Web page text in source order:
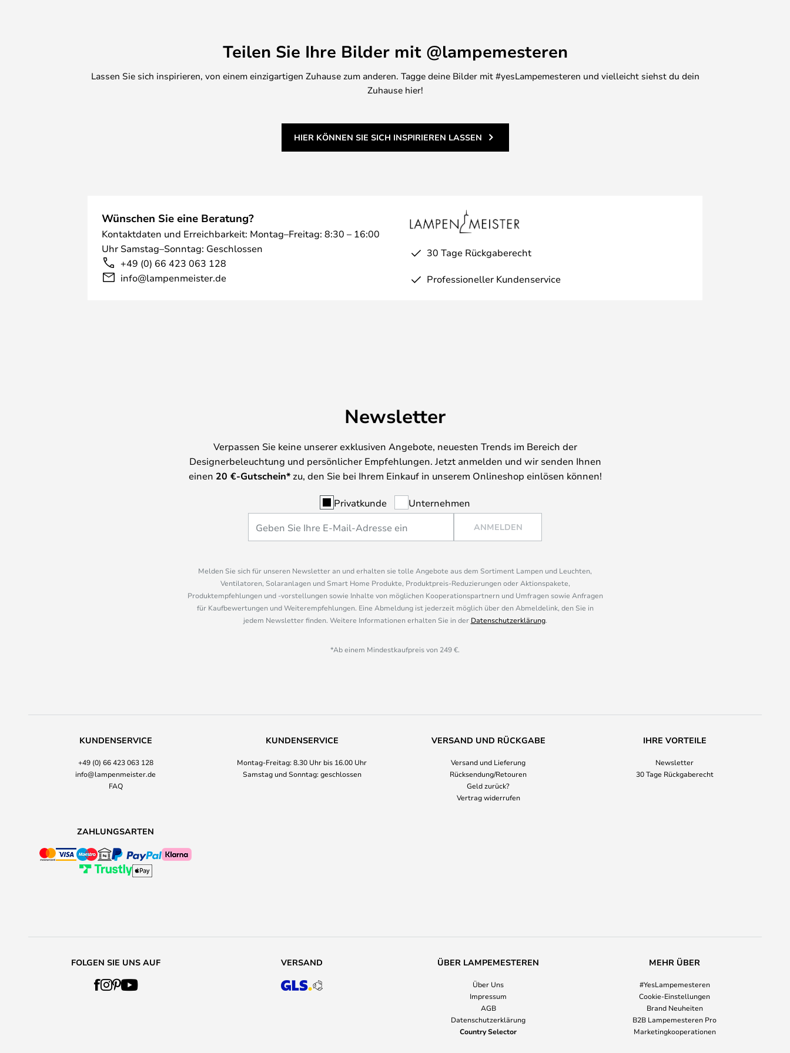
Teilen Sie Ihre Bilder mit @lampemesteren
Lassen Sie sich inspirieren, von einem einzigartigen Zuhause zum anderen. Tagge deine Bilder mit #yesLampemesteren und vielleicht siehst du dein
Zuhause hier!
HIER KÖNNEN SIE SICH INSPIRIEREN LASSEN
Wünschen Sie eine Beratung?
Kontaktdaten und Erreichbarkeit: Montag–Freitag: 8:30 – 16:00
Uhr Samstag–Sonntag: Geschlossen
+49 (0) 66 423 063 128
info@lampenmeister.de
30 Tage Rückgaberecht
Professioneller Kundenservice
Newsletter
Verpassen Sie keine unserer exklusiven Angebote, neuesten Trends im Bereich der
Designerbeleuchtung und persönlicher Empfehlungen. Jetzt anmelden und wir senden Ihnen
einen 20 €-Gutschein*zu, den Sie bei Ihrem Einkauf in unserem Onlineshop einlösen können!
Privatkunde Unternehmen
ANMELDEN
Melden Sie sich für unseren Newsletter an und erhalten sie tolle Angebote aus dem Sortiment Lampen und Leuchten,
Ventilatoren, Solaranlagen und Smart Home Produkte, Produktpreis-Reduzierungen oder Aktionspakete,
Produktempfehlungen und -vorstellungen sowie Inhalte von möglichen Kooperationspartnern und Umfragen sowie Anfragen
für Kaufbewertungen und Weiterempfehlungen. Eine Abmeldung ist jederzeit möglich über den Abmeldelink, den Sie in
jedem Newsletter finden. Weitere Informationen erhalten Sie in der Datenschutzerklärung.
*Ab einem Mindestkaufpreis von 249 €.
KUNDENSERVICE
+49 (0) 66 423 063 128
info@lampenmeister.de
FAQ
KUNDENSERVICE
Montag-Freitag: 8.30 Uhr bis 16.00 Uhr
Samstag und Sonntag: geschlossen
VERSAND UND RÜCKGABE
Versand und Lieferung
Rücksendung/Retouren
Geld zurück?
Vertrag widerrufen
IHRE VORTEILE
Newsletter
30 Tage Rückgaberecht
ZAHLUNGSARTEN
FOLGEN SIE UNS AUF VERSAND ÜBER LAMPEMESTEREN
Über Uns
Impressum
AGB
Datenschutzerklärung
Country Selector
MEHR ÜBER
#YesLampemesteren
Cookie-Einstellungen
Brand Neuheiten
B2B Lampemesteren Pro
Marketingkooperationen